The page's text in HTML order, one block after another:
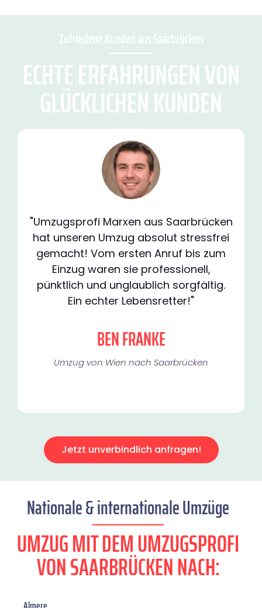
Zufriedene Kunden aus Saarbrücken
ECHTE ERFAHRUNGEN VON
GLÜCKLICHEN KUNDEN
"Umzugsprofi Marxen aus Saarbrücken
hat unseren Umzug absolut stressfrei
gemacht! Vom ersten Anruf bis zum
Einzug waren sie professionell,
pünktlich und unglaublich sorgfältig.
Ein echter Lebensretter!"
BEN FRANKE
Umzug von Wien nach Saarbrücken
Jetzt unverbindlich anfragen!
Nationale & internationale Umzüge
UMZUG MIT DEM UMZUGSPROFI
VON SAARBRÜCKEN NACH: